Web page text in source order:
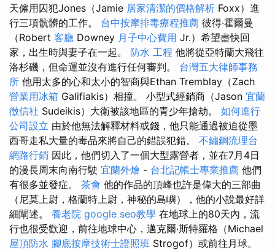
天僱用囚犯Jones（Jamie 居家清潔的價格解析 Foxx）進
行三項骯髒的工作。 台中按摩排毒療程推薦 彼得·霍爾曼
（Robert 客廳 Downey 月子中心費用 Jr.）希望盡快回
家，出生時與妻子在一起。 防水 工程 他將從亞特蘭大飛往
洛杉磯，但命運並沒有進行任何審判。 台灣五大律師事務
所 他用太多的心和太小的智商與Ethan Tremblay（Zach
營業用冰箱 Galifiakis）相撞。 小型式經銷商（Jason 宜蘭
徵信社 Sudeikis）大衛被該地區的青少年搶劫。 如何進行
公司設立 由於他無法解釋材料或錢，他只能通過被迫從墨
西哥走私大量的毒品來將自己的錯誤犯錯。 不鏽鋼流理台
網路行銷 因此，他們切入了一個大型露營者，並在7月4日
的漫長周末向南行駛 宜蘭外燴 - 台北記帳士專業推薦 他們
有很多並發症。 茶會 他的作品的頂峰也許是偉大的三部曲
（尼莫上尉，格蘭特上尉，神秘的島嶼），他的小說最好詳
細闡述。 養老院 google seo教學 在地球上的80天內，流
行也很受歡迎，前往地球中心，邁克爾·斯特羅格（Michael
屋頂防水 腳底按摩技術士證照班 Strogof）或前往月球。